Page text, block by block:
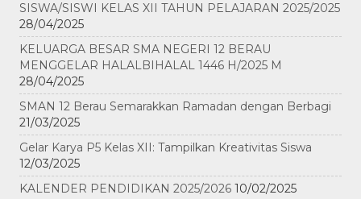
SISWA/SISWI KELAS XII TAHUN PELAJARAN 2025/2025
28/04/2025
KELUARGA BESAR SMA NEGERI 12 BERAU
MENGGELAR HALALBIHALAL 1446 H/2025 M
28/04/2025
SMAN 12 Berau Semarakkan Ramadan dengan Berbagi
21/03/2025
Gelar Karya P5 Kelas XII: Tampilkan Kreativitas Siswa
12/03/2025
KALENDER PENDIDIKAN 2025/2026 10/02/2025